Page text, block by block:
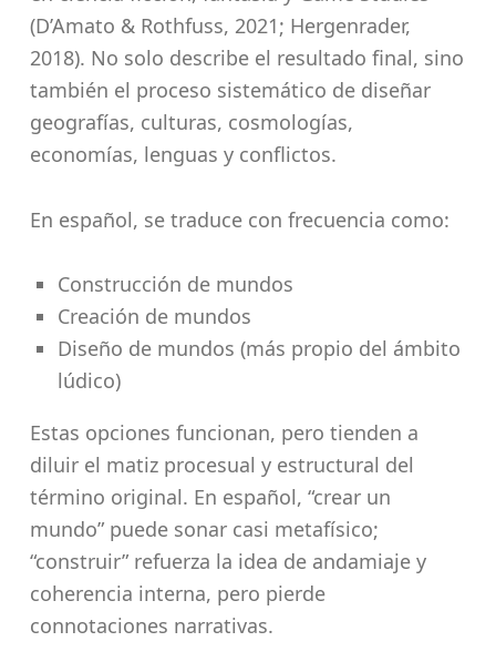
(D’Amato & Rothfuss, 2021; Hergenrader,
2018). No solo describe el resultado final, sino
también el proceso sistemático de diseñar
geografías, culturas, cosmologías,
economías, lenguas y conflictos.
En español, se traduce con frecuencia como:
Construcción de mundos
Creación de mundos
Diseño de mundos (más propio del ámbito
lúdico)
Estas opciones funcionan, pero tienden a
diluir el matiz procesual y estructural del
término original. En español, “crear un
mundo” puede sonar casi metafísico;
“construir” refuerza la idea de andamiaje y
coherencia interna, pero pierde
connotaciones narrativas.